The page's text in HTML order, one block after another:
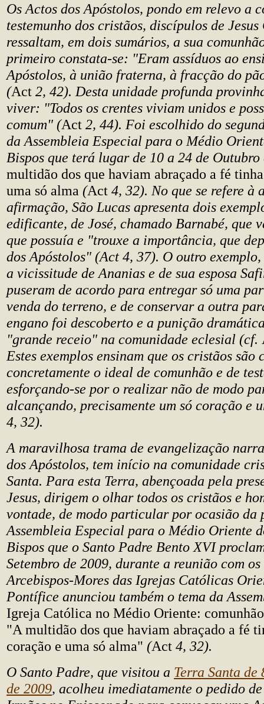
Os Actos dos Apóstolos, pondo em relevo a
testemunho dos cristãos, discípulos de
ressaltam, em dois sumários, a sua
primeiro constata-se: "Eram assíduos ao
Apóstolos, à união fraterna, à fracção do
(Act 2, 42). Desta unidade profunda
viver: "Todos os crentes viviam unidos e
comum" (Act 2, 44). Foi escolhido do
da Assembleia Especial para o Médio
Bispos que terá lugar de 10 a 24 de
multidão dos que haviam abraçado a fé
uma só alma (Act 4, 32). No que se refere à
afirmação, São Lucas apresenta dois
edificante, de José, chamado Barnabé, que
que possuía e "trouxe a importância, que
dos Apóstolos" (Act 4, 37). O outro
a vicissitude de Ananias e de sua esposa
puseram de acordo para entregar só uma
venda do terreno, e de conservar a outra
engano foi descoberto e a punição
"grande receio" na comunidade eclesial (cf.
Estes exemplos ensinam que os cristãos são
concretamente o ideal de comunhão e de
esforçando-se por o realizar não de modo
alcançando, precisamente um só coração e
4, 32).
A maravilhosa trama de evangelização
dos Apóstolos, tem início na comunidade
Santa. Para esta Terra, abençoada pela
Jesus, dirigem o olhar todos os cristãos e
vontade, de modo particular por ocasião da
Assembleia Especial para o Médio Oriente
Bispos que o Santo Padre Bento XVI
Setembro de 2009, durante a reunião com
Arcebispos-Mores das Igrejas Católicas
Pontífice anunciou também o tema da
Igreja Católica no Médio Oriente:
"A multidão dos que haviam abraçado a fé
coração e uma só alma" (Act 4, 32).
O Santo Padre, que visitou a Terra Santa
de 2009, acolheu imediatamente o pedido